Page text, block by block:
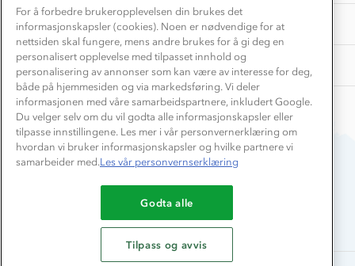
TIPS OG RÅD
Beredskap
AKTIVITETER
Barnehageansatt
Tips til hyttetur
Du betaler enkelt med
For å forbedre brukeropplevelsen din brukes det
informasjonskapsler (cookies). Noen er nødvendige for at
nettsiden skal fungere, mens andre brukes for å gi deg en
personalisert opplevelse med tilpasset innhold og
personalisering av annonser som kan være av interesse for deg,
både på hjemmesiden og via markedsføring. Vi deler
informasjonen med våre samarbeidspartnere, inkludert Google.
Du velger selv om du vil godta alle informasjonskapsler eller
tilpasse innstillingene. Les mer i vår personvernerklæring om
hvordan vi bruker informasjonskapsler og hvilke partnere vi
samarbeider med.Les vår personvernserklæring
Godta alle
Tilpass og avvis